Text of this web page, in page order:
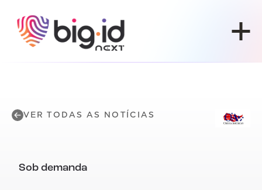
VER TODAS AS NOTÍCIAS
Sob demanda